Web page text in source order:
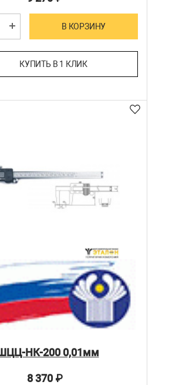
В КОРЗИНУ
КУПИТЬ В 1 КЛИК
НК-200 0,01мм
8 370₽